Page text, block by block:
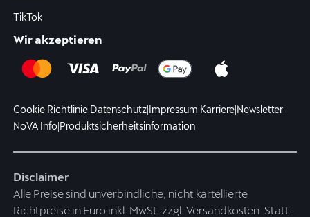
TikTok
Wir akzeptieren
Cookie Richtlinie|Datenschutz|Impressum|Karriere|Newsletter|
NoVA Info|Produktsicherheitsinformation
Disclaimer
Alle Preise sind unverbindliche, nicht kartellierte
Richtpreise in Euro inkl. MwSt. zzgl. Versandkosten. Statt-